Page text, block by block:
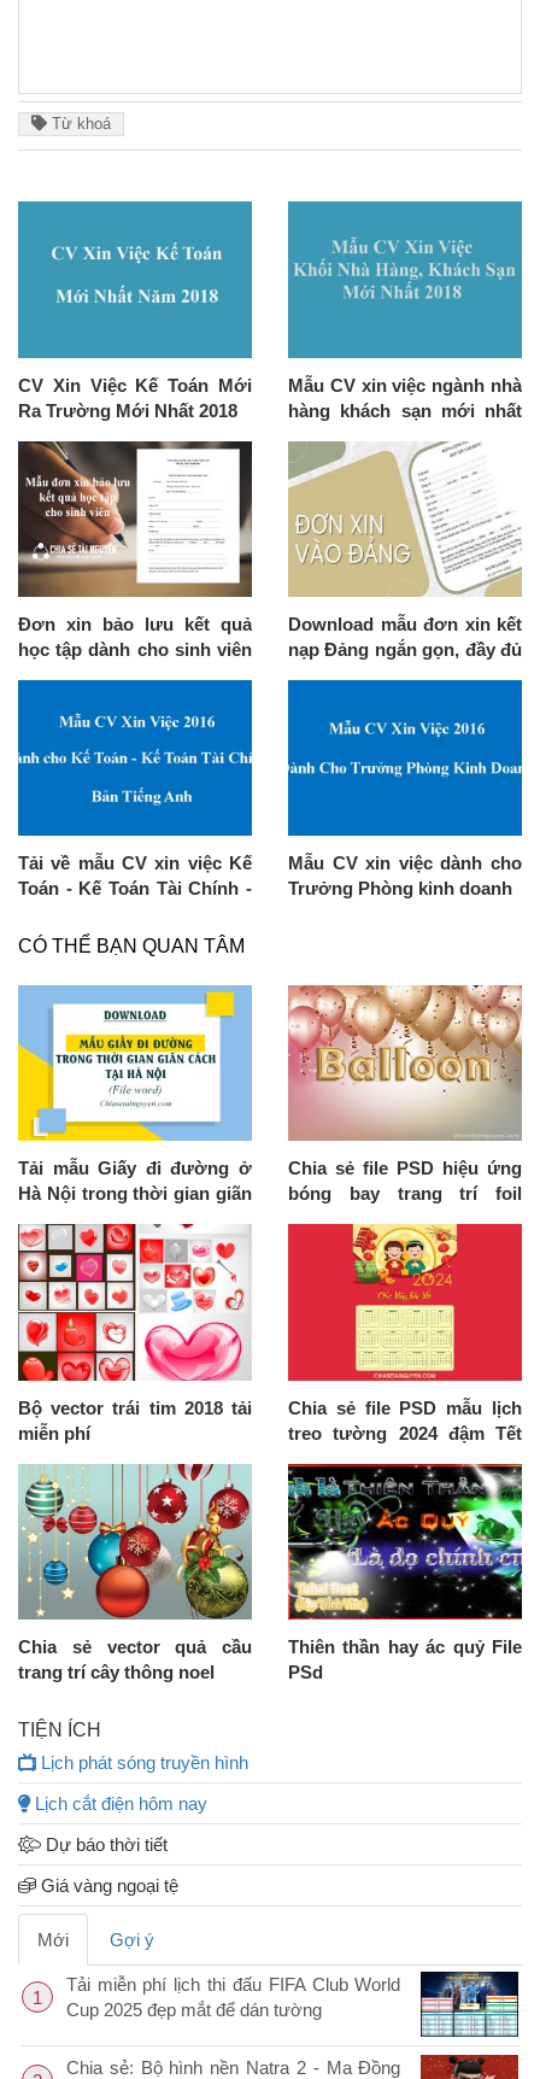
Từ khoá
CV Xin Việc Kế Toán Mới
Ra Trường Mới Nhất 2018
Mẫu CV xin việc ngành nhà
hàng khách sạn mới nhất
trường
Đơn xin bảo lưu kết quả
học tập dành cho sinh viên
Download mẫu đơn xin kết
nạp Đảng ngắn gọn, đầy đủ
Tải về mẫu CV xin việc Kế
Toán - Kế Toán Tài Chính -
Mẫu CV xin việc dành cho
Trưởng Phòng kinh doanh
CÓ THỂ BẠN QUAN TÂM
Tải mẫu Giấy đi đường ở
Hà Nội trong thời gian giãn
cách file Word
Chia sẻ file PSD hiệu ứng
bóng bay trang trí foil
balloon
Bộ vector trái tim 2018 tải
miễn phí
Chia sẻ file PSD mẫu lịch
treo tường 2024 đậm Tết
Chia sẻ vector quả cầu
trang trí cây thông noel
Thiên thần hay ác quỷ File
PSd
TIỆN ÍCH
Lịch phát sóng truyền hình
Lịch cắt điện hôm nay
Dự báo thời tiết
Giá vàng ngoại tệ
Mới Gợi ý
1
Tải miễn phí lịch thi đấu FIFA Club World
Cup 2025 đẹp mắt để dán tường
Chia sẻ: Bộ hình nền Natra 2 - Ma Đồng